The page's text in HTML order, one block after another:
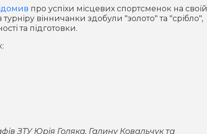
про успіхи місцевих спортсменок на своїй
турніру вінничанки здобули "золото" та "срібло",
та підготовки.
ЗТУ Юрія Голяка, Галину Ковальчук та